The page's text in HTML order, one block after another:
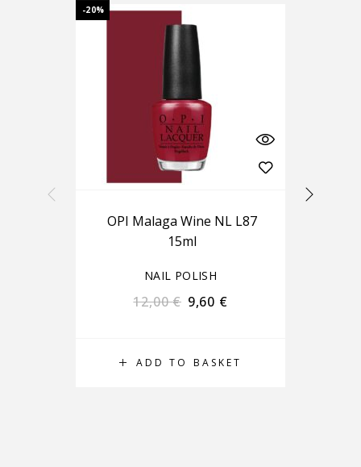
-20%
ADD TO BASKET
OPI Malaga Wine NL L87
15ml
NAIL POLISH
12,00€ 9,60 €